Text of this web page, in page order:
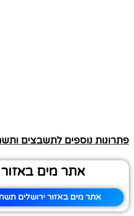
פתרונות נוספים לתשבצים
אתר מים באזור
אתר מים באזור ירושלים